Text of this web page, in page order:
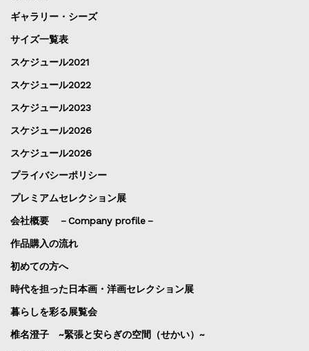
ギャラリー・シーズ
サイズ一覧表
スケジュール2021
スケジュール2022
スケジュール2023
スケジュール2026
スケジュール2026
プライバシーポリシー
プレミアムセレクション展
会社概要 －Company profile－
作品購入の流れ
初めての方へ
時代を担った日本画・洋画セレクション展
暮らしを彩る展覧会
椎名澄子 ~緊張と安らぎの空間（せかい）~